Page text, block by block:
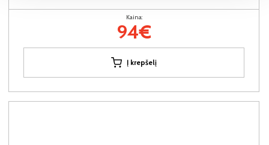
Kaina:
94€
Į krepšelį